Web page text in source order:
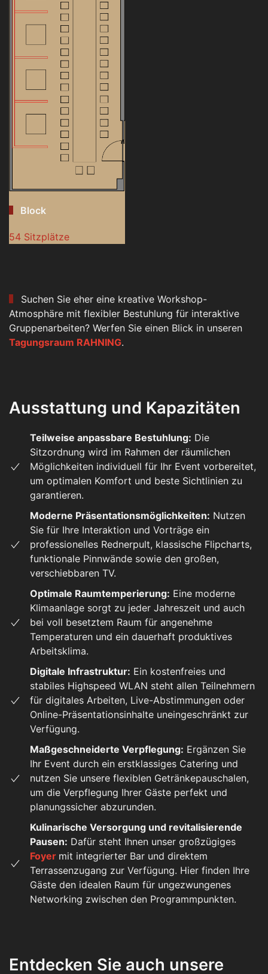
Block
54 Sitzplätze
Suchen Sie eher eine kreative Workshop-
Atmosphäre mit flexibler Bestuhlung für interaktive
Gruppenarbeiten? Werfen Sie einen Blick in unseren
Tagungsraum RAHNING.
Ausstattung und Kapazitäten
Teilweise anpassbare Bestuhlung: Die
Sitzordnung wird im Rahmen der räumlichen
Möglichkeiten individuell für Ihr Event vorbereitet,
um optimalen Komfort und beste Sichtlinien zu
garantieren.
Moderne Präsentationsmöglichkeiten: Nutzen
Sie für Ihre Interaktion und Vorträge ein
professionelles Rednerpult, klassische Flipcharts,
funktionale Pinnwände sowie den großen,
verschiebbaren TV.
Optimale Raumtemperierung: Eine moderne
Klimaanlage sorgt zu jeder Jahreszeit und auch
bei voll besetztem Raum für angenehme
Temperaturen und ein dauerhaft produktives
Arbeitsklima.
Digitale Infrastruktur: Ein kostenfreies und
stabiles Highspeed WLAN steht allen Teilnehmern
für digitales Arbeiten, Live-Abstimmungen oder
Online-Präsentationsinhalte uneingeschränkt zur
Verfügung.
Maßgeschneiderte Verpflegung: Ergänzen Sie
Ihr Event durch ein erstklassiges Catering und
nutzen Sie unsere flexiblen Getränkepauschalen,
um die Verpflegung Ihrer Gäste perfekt und
planungssicher abzurunden.
Kulinarische Versorgung und revitalisierende
Pausen: Dafür steht Ihnen unser großzügiges
Foyer mit integrierter Bar und direktem
Terrassenzugang zur Verfügung. Hier finden Ihre
Gäste den idealen Raum für ungezwungenes
Networking zwischen den Programmpunkten.
Entdecken Sie auch unsere